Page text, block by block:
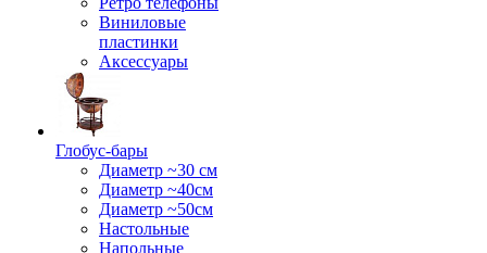
Виниловые
пластинки
Аксессуары
Глобус-бары
Диаметр ~30 см
Диаметр ~40см
Диаметр ~50см
Настольные
Напольные